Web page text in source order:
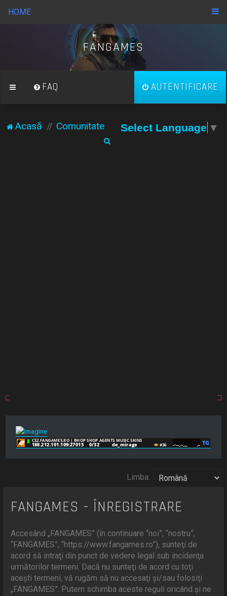
HOME
FANGAMES
FAQ AUTENTIFICARE
Acasă Comunitate Select Language ▼
Limba:
FANGAMES - ÎNREGISTRARE
Accesând „FANGAMES” (în continuare “noi”, “nostru”,
“FANGAMES”, “https://www.fangames.ro”), sunteţi de
acord să intraţi din punct de vedere legal sub incidenţa
următorilor termeni. Dacă nu sunteţi de acord cu toţi
aceşti termeni, vă rugăm să nu accesaţi şi/sau folosiţi
„FANGAMES”. Putem schimba aceste reguli oricând şi ne